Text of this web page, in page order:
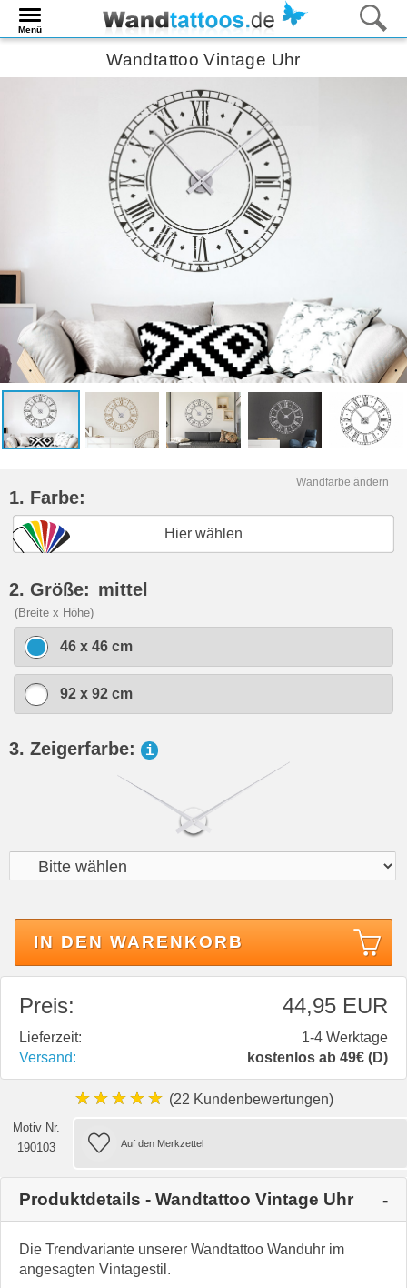
Menü
Wandtattoo Vintage Uhr
Wandfarbe ändern
1. Farbe:
Hier wählen
2. Größe: mittel
(Breite x Höhe)
46 x 46 cm
92 x 92 cm
3. Zeigerfarbe: i
IN DEN WARENKORB
Preis: 44,95 EUR
Lieferzeit:
1-4 Werktage
Versand:
kostenlos ab 49€ (D)
★★★★★ (22 Kundenbewertungen)
Motiv Nr.
190103
Produktdetails - Wandtattoo Vintage Uhr
Die Trendvariante unserer Wandtattoo Wanduhr im
angesagten Vintagestil.